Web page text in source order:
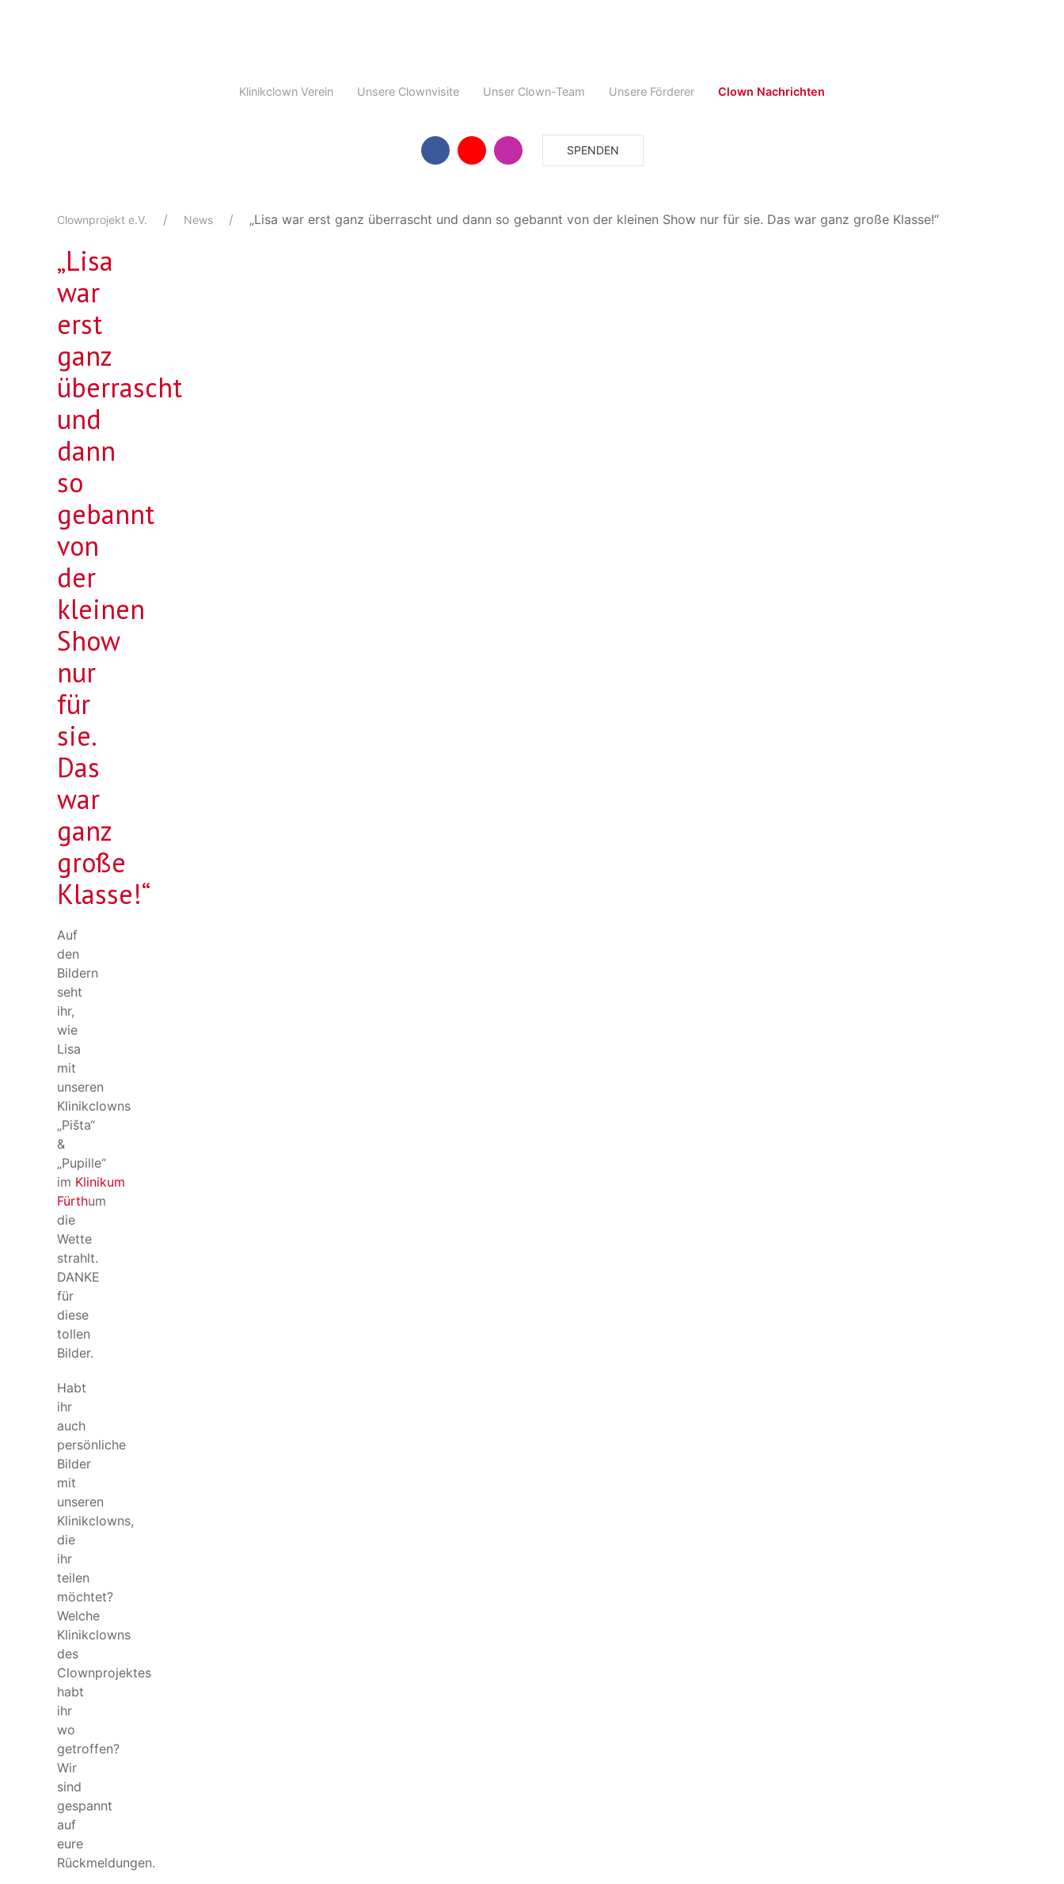
Klinikclown Verein Unsere Clownvisite Unser Clown-Team Unsere Förderer Clown Nachrichten
SPENDEN
Clownprojekt e.V. News „Lisa war erst ganz überrascht und dann so gebannt von der kleinen Show nur für sie. Das war ganz große Klasse!“
„Lisa
war
erst
ganz
überrascht
und
dann
so
gebannt
von
der
kleinen
Show
nur
für
sie.
Das
war
ganz
große
Klasse!“
Auf
den
Bildern
seht
ihr,
wie
Lisa
mit
unseren
Klinikclowns
„Pišta“
&
„Pupille“
im Klinikum
Fürthum
die
Wette
strahlt.
DANKE
für
diese
tollen
Bilder.
Habt
ihr
auch
persönliche
Bilder
mit
unseren
Klinikclowns,
die
ihr
teilen
möchtet?
Welche
Klinikclowns
des
Clownprojektes
habt
ihr
wo
getroffen?
Wir
sind
gespannt
auf
eure
Rückmeldungen.